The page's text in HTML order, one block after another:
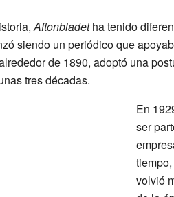
Aftonbladetha tenido
siendo un periódico que
de 1890, adoptó una
tres décadas.
En
ser
volvió